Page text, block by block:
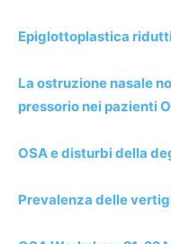
Epiglottoplastica
La ostruzione nasale
pressorio nei pazienti
OSA e disturbi della
Prevalenza delle